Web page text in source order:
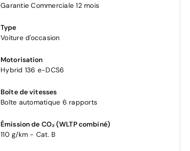
Garantie Commerciale 12 mois
Type
Voiture d'occasion
Motorisation
Hybrid 136 e-DCS6
Boîte de vitesses
Boîte automatique 6 rapports
Émission de CO₂ (WLTP combiné)
110 g/km - Cat. B